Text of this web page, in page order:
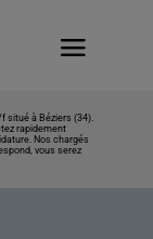
f situé à Béziers (34).
rapidement
Nos chargés
vous serez